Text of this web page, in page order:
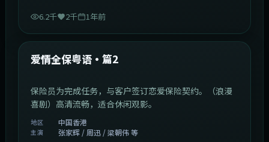
6.2千 2千 1年前
最新
爱情全保粤语·篇2
保险员为完成任务，与客户签订恋爱保险契约。（浪漫
喜剧）高清流畅，适合休闲观影。
地区 中国香港
主演
张家辉 / 周迅 / 梁朝伟 等